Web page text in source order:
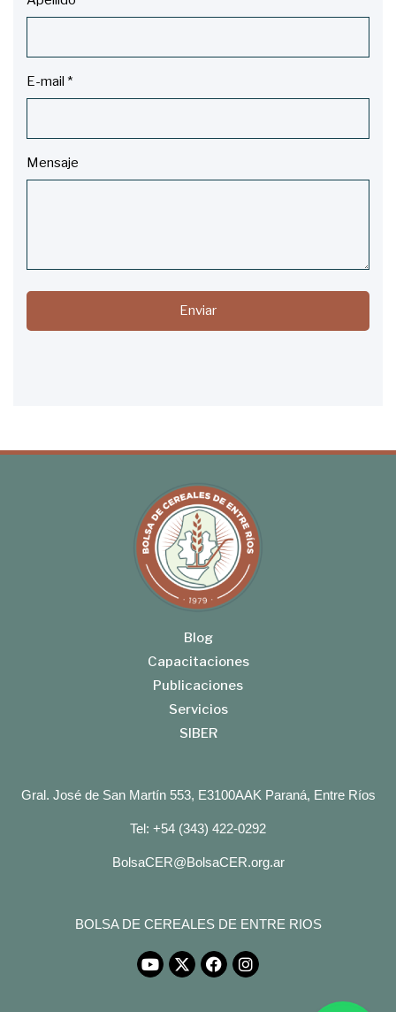
E-mail *
Mensaje
Enviar
Blog
Capacitaciones
Publicaciones
Servicios
SIBER
Gral. José de San Martín 553, E3100AAK Paraná, Entre Ríos
Tel: +54 (343) 422-0292
BolsaCER@BolsaCER.org.ar
BOLSA DE CEREALES DE ENTRE RIOS